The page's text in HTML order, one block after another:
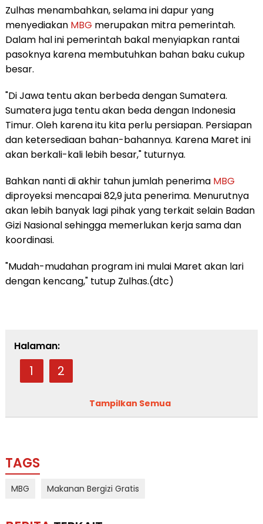
Zulhas menambahkan, selama ini dapur yang
menyediakan MBG merupakan mitra pemerintah.
Dalam hal ini pemerintah bakal menyiapkan rantai
pasoknya karena membutuhkan bahan baku cukup
besar.
"Di Jawa tentu akan berbeda dengan Sumatera.
Sumatera juga tentu akan beda dengan Indonesia
Timur. Oleh karena itu kita perlu persiapan. Persiapan
dan ketersediaan bahan-bahannya. Karena Maret ini
akan berkali-kali lebih besar," tuturnya.
Bahkan nanti di akhir tahun jumlah penerima MBG
diproyeksi mencapai 82,9 juta penerima. Menurutnya
akan lebih banyak lagi pihak yang terkait selain Badan
Gizi Nasional sehingga memerlukan kerja sama dan
koordinasi.
"Mudah-mudahan program ini mulai Maret akan lari
dengan kencang," tutup Zulhas.(dtc)
Halaman:
1 2
Tampilkan Semua
TAGS
MBG Makanan Bergizi Gratis